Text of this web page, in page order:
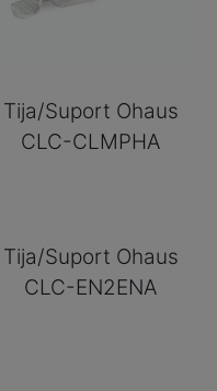
Tija/Suport Ohaus
CLC-CLMPHA
Tija/Suport Ohaus
CLC-EN2ENA